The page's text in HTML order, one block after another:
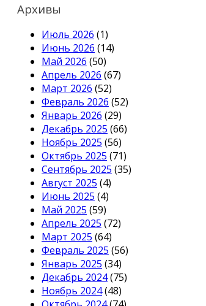
Архивы
Июль 2026 (1)
Июнь 2026 (14)
Май 2026 (50)
Апрель 2026 (67)
Март 2026 (52)
Февраль 2026 (52)
Январь 2026 (29)
Декабрь 2025 (66)
Ноябрь 2025 (56)
Октябрь 2025 (71)
Сентябрь 2025 (35)
Август 2025 (4)
Июнь 2025 (4)
Май 2025 (59)
Апрель 2025 (72)
Март 2025 (64)
Февраль 2025 (56)
Январь 2025 (34)
Декабрь 2024(75)
Ноябрь 2024(48)